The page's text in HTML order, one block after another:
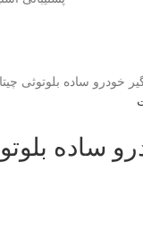
خودرو ساده بلوتوثی
ساده